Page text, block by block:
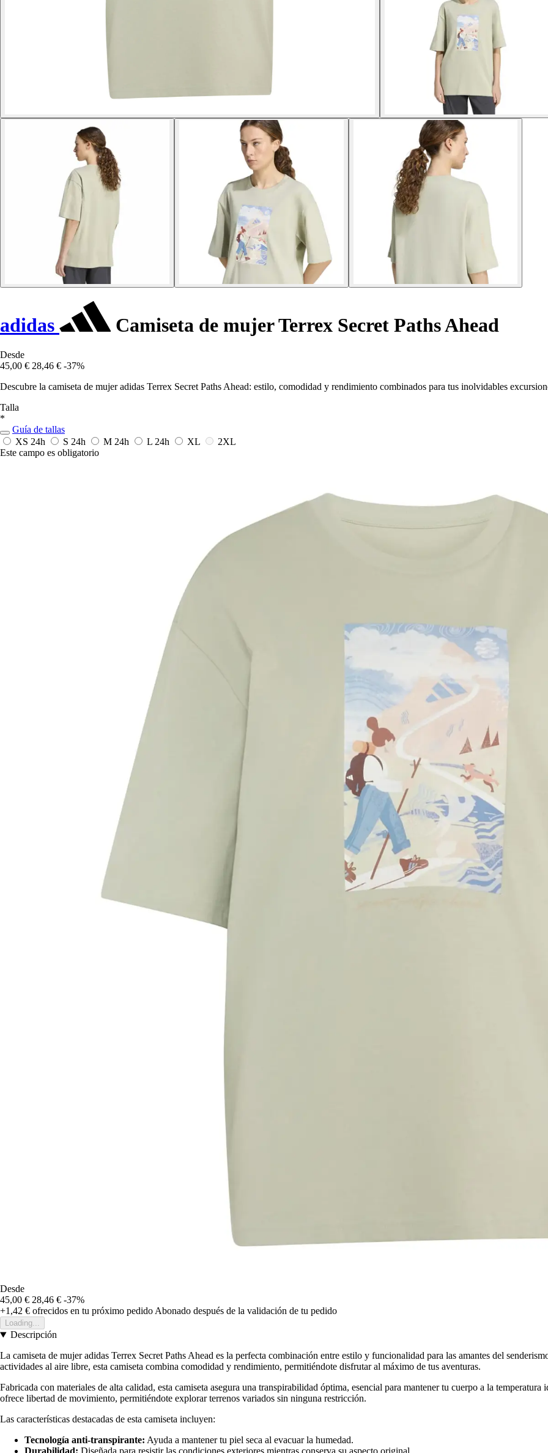
adidas Camiseta de mujer Terrex Secret Paths Ahead
Desde
45,00 € 28,46 € -37%
Descubre la camiseta de mujer adidas Terrex Secret Paths Ahead: estilo, comodidad y rendimiento combinados para tus inolvidables
Talla
*
Guía de tallas
XS 24h S 24h M 24h L 24h XL
2XL
Este campo es obligatorio
Desde
45,00 € 28,46 € -37%
+1,42 € ofrecidos en tu próximo pedido Abonado después de la validación de tu pedido
Loading...
Descripción
La camiseta de mujer adidas Terrex Secret Paths Ahead es la perfecta combinación entre estilo y funcionalidad para las amantes del
actividades al aire libre, esta camiseta combina comodidad y rendimiento, permitiéndote disfrutar al máximo de tus aventuras.
Fabricada con materiales de alta calidad, esta camiseta asegura una transpirabilidad óptima, esencial para mantener tu cuerpo a la
ofrece libertad de movimiento, permitiéndote explorar terrenos variados sin ninguna restricción.
Las características destacadas de esta camiseta incluyen:
Tecnología anti-transpirante: Ayuda a mantener tu piel seca al evacuar la humedad.